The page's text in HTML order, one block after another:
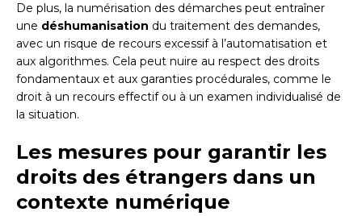
De plus, la numérisation des démarches peut entraîner
une déshumanisation du traitement des demandes,
avec un risque de recours excessif à l’automatisation et
aux algorithmes. Cela peut nuire au respect des droits
fondamentaux et aux garanties procédurales, comme le
droit à un recours effectif ou à un examen individualisé de
la situation.
Les mesures pour garantir les
droits des étrangers dans un
contexte numérique